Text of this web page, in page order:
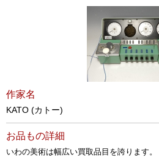
作家名
KATO (カトー)
お品もの詳細
いわの美術は幅広い買取品目を誇ります。